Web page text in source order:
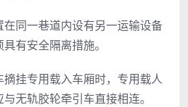
同一巷道内设有另一运输设备
有安全隔离措施。
挂专用载入车厢时，专用载人
无轨胶轮牵引车直接相连。